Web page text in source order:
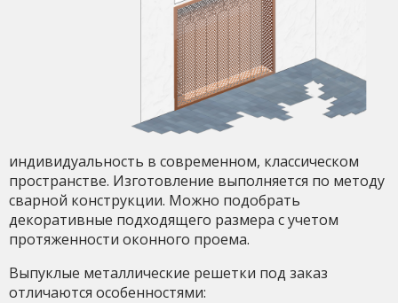
индивидуальность в современном, классическом
пространстве. Изготовление выполняется по методу
сварной конструкции. Можно подобрать
декоративные подходящего размера с учетом
протяженности оконного проема.
Выпуклые металлические решетки под заказ
отличаются особенностями: